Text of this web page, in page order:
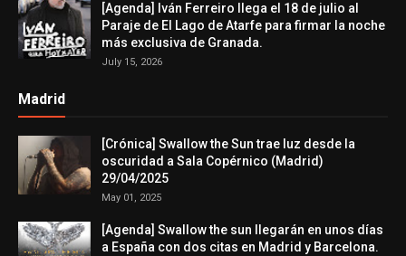
[Agenda] Iván Ferreiro llega el 18 de julio al
Paraje de El Lago de Atarfe para firmar la noche
más exclusiva de Granada.
July 15, 2026
Madrid
[Crónica] Swallow the Sun trae luz desde la
oscuridad a Sala Copérnico (Madrid)
29/04/2025
May 01, 2025
[Agenda] Swallow the sun llegarán en unos días
a España con dos citas en Madrid y Barcelona.